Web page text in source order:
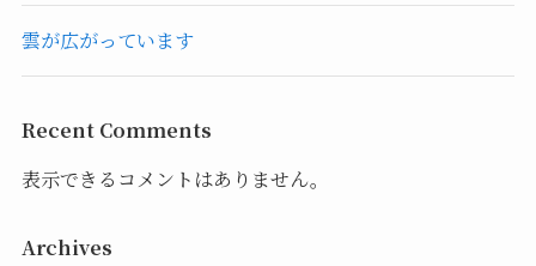
雲が広がっています
Recent Comments
表示できるコメントはありません。
Archives